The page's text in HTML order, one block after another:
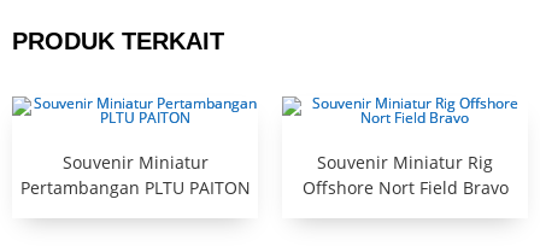
PRODUK TERKAIT
Souvenir Miniatur
Pertambangan PLTU PAITON
Souvenir Miniatur Rig
Offshore Nort Field Bravo